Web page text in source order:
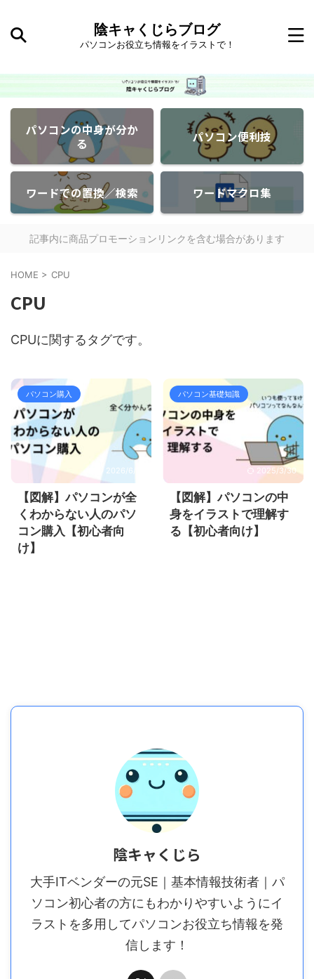
陰キャくじらブログ
パソコンお役立ち情報をイラストで！
パソコンの中身が分か
る
パソコン便利技
ワードでの置換／検索 ワードマクロ集
記事内に商品プロモーションリンクを含む場合があります
HOME > CPU
CPU
CPUに関するタグです。
パソコン購入
2026/6/19
【図解】パソコンが全
くわからない人のパソ
コン購入【初心者向
け】
パソコン基礎知識
2025/3/30
【図解】パソコンの中
身をイラストで理解す
る【初心者向け】
陰キャくじら
大手ITベンダーの元SE｜基本情報技術者｜パ
ソコン初心者の方にもわかりやすいようにイ
ラストを多用してパソコンお役立ち情報を発
信します！